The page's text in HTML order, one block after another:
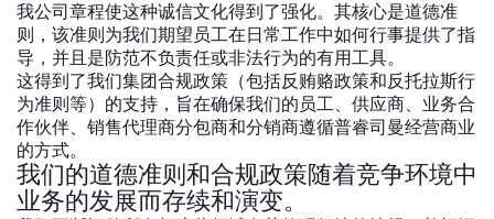
我公司章程使这种诚信文化得到了强化。其核心是道德准
则，该准则为我们期望员工在日常工作中如何行事提供了指
导，并且是防范不负责任或非法行为的有用工具。
这得到了我们集团合规政策（包括反贿赂政策和反托拉斯行
为准则等）的支持，旨在确保我们的员工、供应商、业务合
作伙伴、销售代理商分包商和分销商遵循普睿司曼经营商业
的方式。
我们的道德准则和合规政策随着竞争环境中
业务的发展而存续和演变。